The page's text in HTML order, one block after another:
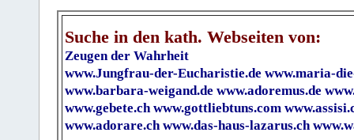
Suche in den kath. Webseiten von:
Zeugen der Wahrheit
www.Jungfrau-der-Eucharistie.de www.maria-
www.barbara-weigand.de www.adoremus.de
www.gebete.ch www.gottliebtuns.com
www.adorare.ch www.das-haus-lazarus.ch